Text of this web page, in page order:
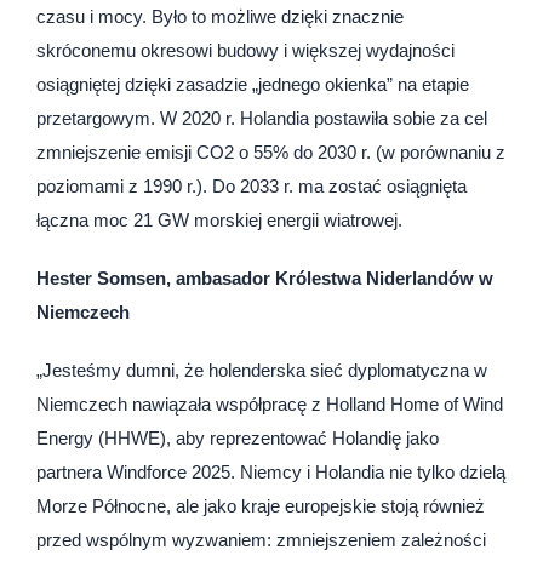
czasu i mocy. Było to możliwe dzięki znacznie
skróconemu okresowi budowy i większej wydajności
osiągniętej dzięki zasadzie „jednego okienka” na etapie
przetargowym. W 2020 r. Holandia postawiła sobie za cel
zmniejszenie emisji CO2 o 55% do 2030 r. (w porównaniu z
poziomami z 1990 r.). Do 2033 r. ma zostać osiągnięta
łączna moc 21 GW morskiej energii wiatrowej.
Hester Somsen, ambasador Królestwa Niderlandów w
Niemczech
„Jesteśmy dumni, że holenderska sieć dyplomatyczna w
Niemczech nawiązała współpracę z Holland Home of Wind
Energy (HHWE), aby reprezentować Holandię jako
partnera Windforce 2025. Niemcy i Holandia nie tylko dzielą
Morze Północne, ale jako kraje europejskie stoją również
przed wspólnym wyzwaniem: zmniejszeniem zależności